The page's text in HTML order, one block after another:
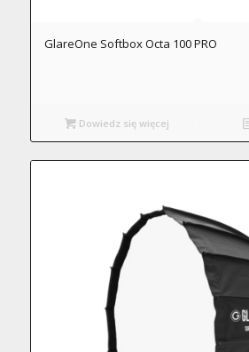
GlareOne Softbox Octa 100 PRO
Dowiedz się więcej